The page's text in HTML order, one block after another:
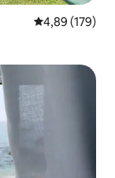
Vidutinis
4,89 (179)